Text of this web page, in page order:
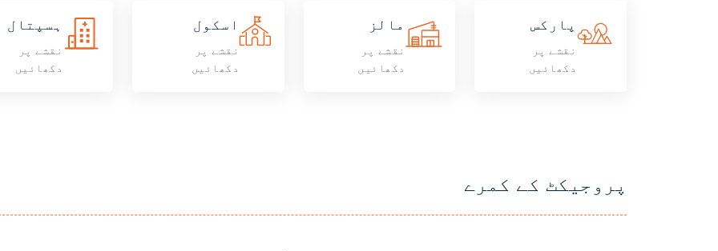
ہسپتال
نقشے پر
دکھائیں
اسکول
نقشے پر
دکھائیں
مالز
نقشے پر
دکھائیں
پارکس
نقشے پر
دکھائیں
پروجیکٹ کے کمرے